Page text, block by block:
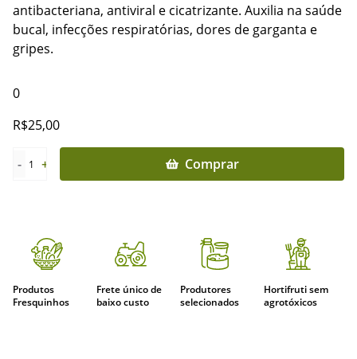
antibacteriana, antiviral e cicatrizante. Auxilia na saúde
bucal, infecções respiratórias, dores de garganta e
gripes.
0
R$25,00
- 1 + Comprar
Produtos
Fresquinhos
Frete único de
baixo custo
Produtores
selecionados
Hortifruti sem
agrotóxicos